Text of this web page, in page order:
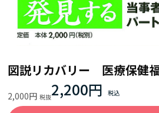
図説リカバリー 医療保健
2,000円 2,200円